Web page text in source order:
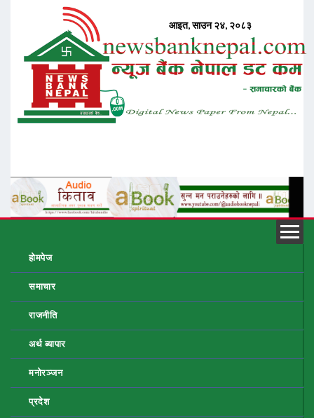
होमपेज
समाचार
राजनीति
अर्थ ब्यापार
मनोरञ्जन
प्रदेश